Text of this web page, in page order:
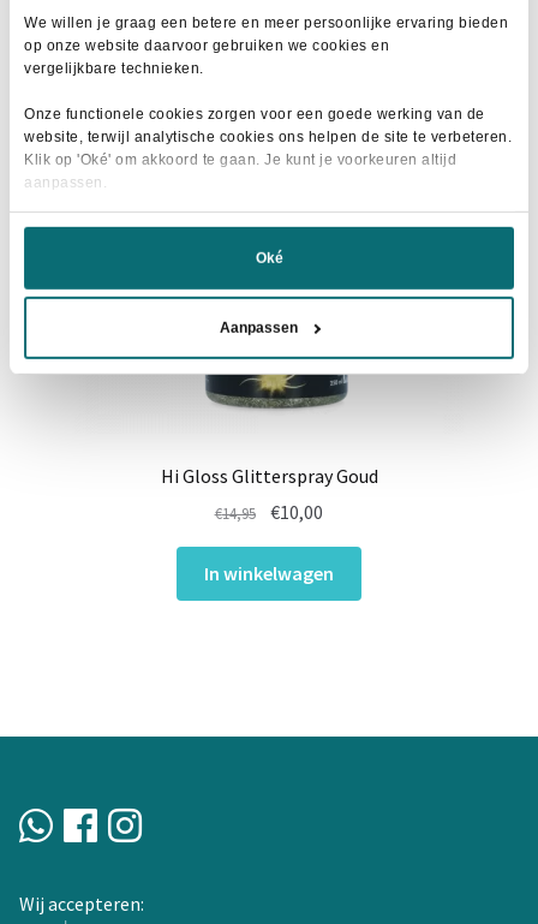
We willen je graag een betere en meer persoonlijke ervaring bieden
op onze website daarvoor gebruiken we cookies en
vergelijkbare technieken.
Onze functionele cookies zorgen voor een goede werking van de
website, terwijl analytische cookies ons helpen de site te verbeteren.
Klik op 'Oké' om akkoord te gaan. Je kunt je voorkeuren altijd
aanpassen.
Oké
Aanpassen
variaties.
kan
gekozen
op
Hi Gloss Glitterspray Goud
- 33%
€14,95
Oorspronkelijke
prijs
was:
€14,95.
€10,00
prijs
is:
€10,00.
In winkelwagen
Wij accepteren: